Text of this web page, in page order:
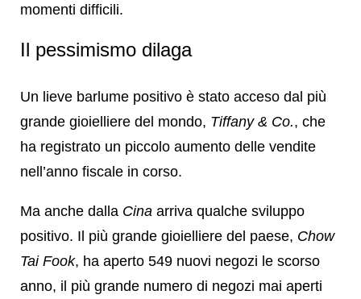
momenti difficili.
Il pessimismo dilaga
Un lieve barlume positivo è stato acceso dal più
grande gioielliere del mondo, Tiffany & Co., che
ha registrato un piccolo aumento delle vendite
nell’anno fiscale in corso.
Ma anche dalla Cina arriva qualche sviluppo
positivo. Il più grande gioielliere del paese, Chow
Tai Fook, ha aperto 549 nuovi negozi le scorso
anno, il più grande numero di negozi mai aperti